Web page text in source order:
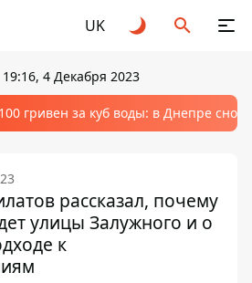
UK
19:16, 4 Декабря 2023
гривен за куб воды: в Днепре
рассказал, почему
улицы Залужного и о
к